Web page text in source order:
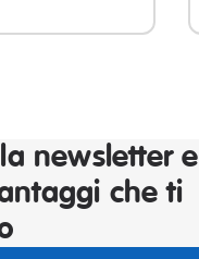
newsletter e
che ti